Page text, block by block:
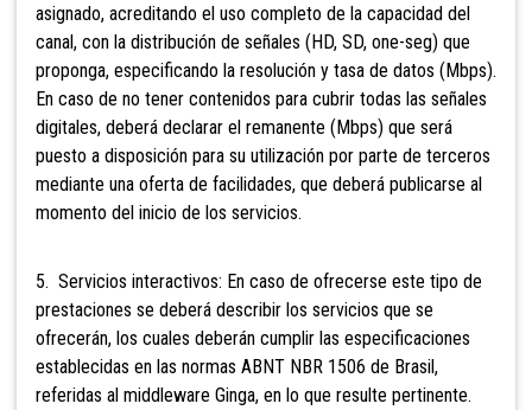
asignado, acreditando el uso completo de la capacidad del
canal, con la distribución de señales (HD, SD, one-seg) que
proponga, especificando la resolución y tasa de datos (Mbps).
En caso de no tener contenidos para cubrir todas las señales
digitales, deberá declarar el remanente (Mbps) que será
puesto a disposición para su utilización por parte de terceros
mediante una oferta de facilidades, que deberá publicarse al
momento del inicio de los servicios.
5. Servicios interactivos: En caso de ofrecerse este tipo de
prestaciones se deberá describir los servicios que se
ofrecerán, los cuales deberán cumplir las especificaciones
establecidas en las normas ABNT NBR 1506 de Brasil,
referidas al middleware Ginga, en lo que resulte pertinente.